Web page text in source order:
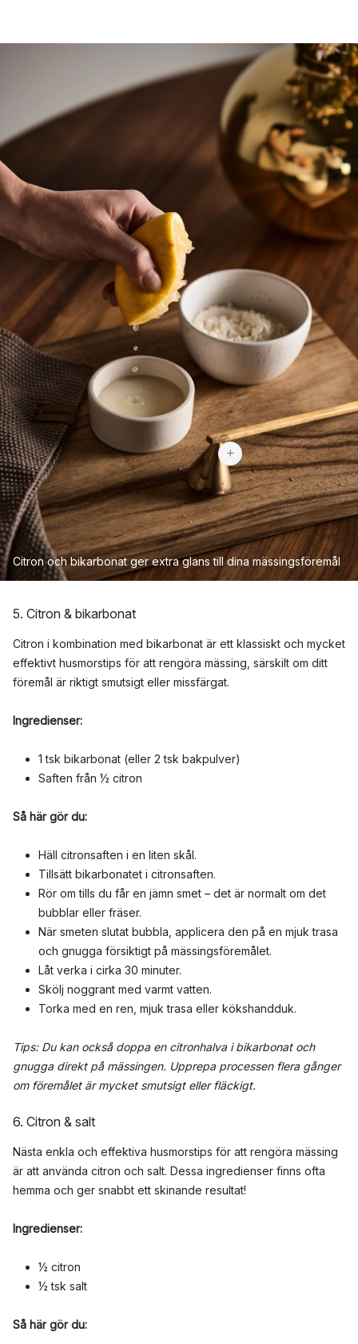
Citron och bikarbonat ger extra glans till dina mässingsföremål
211 kr
5. Citron & bikarbonat
Citron i kombination med bikarbonat är ett klassiskt och mycket
effektivt husmorstips för att rengöra mässing, särskilt om ditt
föremål är riktigt smutsigt eller missfärgat.
Ingredienser:
1 tsk bikarbonat (eller 2 tsk bakpulver)
Saften från ½ citron
Så här gör du:
Häll citronsaften i en liten skål.
Tillsätt bikarbonatet i citronsaften.
Rör om tills du får en jämn smet – det är normalt om det
bubblar eller fräser.
När smeten slutat bubbla, applicera den på en mjuk trasa
och gnugga försiktigt på mässingsföremålet.
Låt verka i cirka 30 minuter.
Skölj noggrant med varmt vatten.
Torka med en ren, mjuk trasa eller kökshandduk.
Tips: Du kan också doppa en citronhalva i bikarbonat och
gnugga direkt på mässingen. Upprepa processen flera gånger
om föremålet är mycket smutsigt eller fläckigt.
6. Citron & salt
Nästa enkla och effektiva husmorstips för att rengöra mässing
är att använda citron och salt. Dessa ingredienser finns ofta
hemma och ger snabbt ett skinande resultat!
Ingredienser:
½ citron
½ tsk salt
Så här gör du: